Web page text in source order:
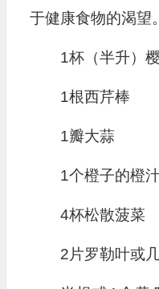
于健康食物的渴望。
1杯（半升）
1根西芹棒
1瓣大蒜
1个橙子的橙
4杯松散菠菜
2片罗勒叶或